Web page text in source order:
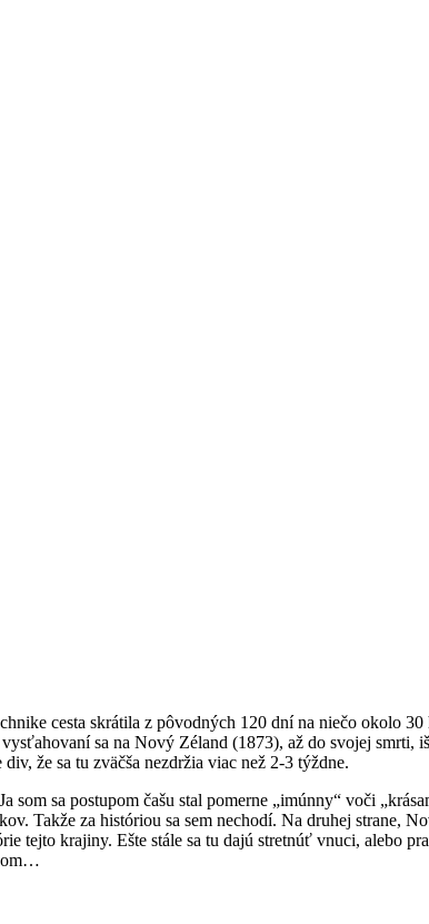
cesta skrátila z pôvodných 120 dní na niečo okolo
sa na Nový Zéland (1873), až do svojej smrti,
že sa tu zväčša nezdržia viac než 2-3 týždne.
sa postupom čašu stal pomerne „imúnny“ voči
Takže za históriou sa sem nechodí. Na druhej strane,
tejto krajiny. Ešte stále sa tu dajú stretnúť vnuci, alebo